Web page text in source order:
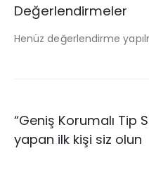
Değerlendirmeler
Henüz değerlendirme
“Geniş Korumalı Tip
yapan ilk kişi siz olun